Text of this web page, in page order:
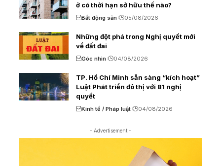
ở có thời hạn sở hữu thế nào?
Bất động sản 05/08/2026
Những đột phá trong Nghị quyết mới
về đất đai
Góc nhìn 04/08/2026
TP. Hồ Chí Minh sẵn sàng “kích hoạt”
Luật Phát triển đô thị với 81 nghị
quyết
Kinh tế / Pháp luật 04/08/2026
- Advertisement -